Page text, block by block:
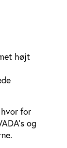
højt
for
og